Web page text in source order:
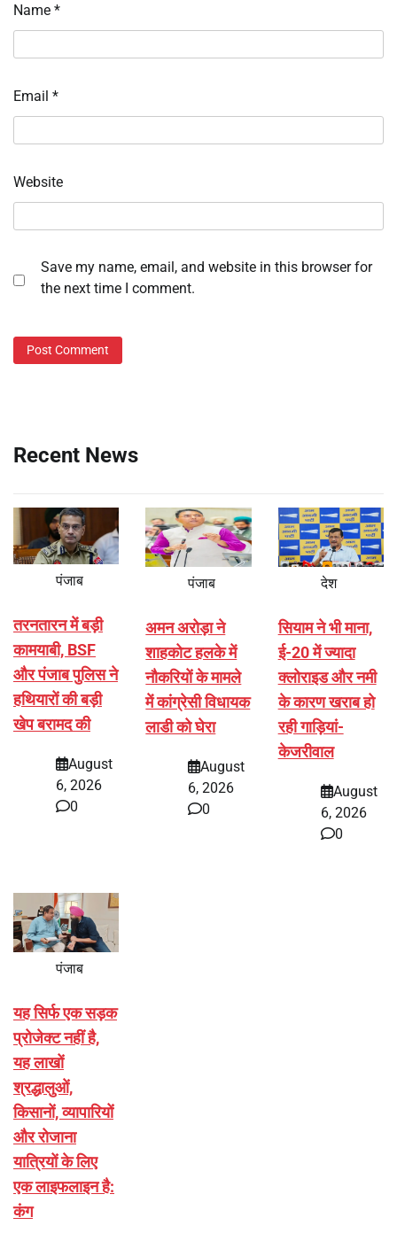
Name *
Email *
Website
Save my name, email, and website in this browser for
the next time I comment.
Recent News
पंजाब
तरनतारन में बड़ी
कामयाबी, BSF
और पंजाब पुलिस ने
हथियारों की बड़ी
खेप बरामद की
August
6, 2026
0
पंजाब
अमन अरोड़ा ने
शाहकोट हलके में
नौकरियों के मामले
में कांग्रेसी विधायक
लाडी को घेरा
August
6, 2026
0
देश
सियाम ने भी माना,
ई-20 में ज्यादा
क्लोराइड और नमी
के कारण खराब हो
रही गाड़ियां-
केजरीवाल
August
6, 2026
0
पंजाब
यह सिर्फ एक सड़क
प्रोजेक्ट नहीं है,
यह लाखों
श्रद्धालुओं,
किसानों, व्यापारियों
और रोजाना
यात्रियों के लिए
एक लाइफलाइन है:
कंग